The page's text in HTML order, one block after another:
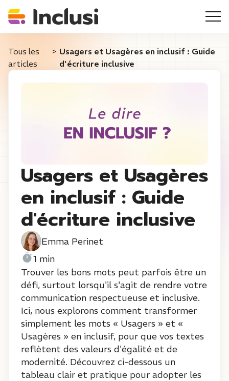
Tous les
articles
> Usagers et Usagères en inclusif : Guide
d'écriture inclusive
Usagers et Usagères
en inclusif : Guide
d'écriture inclusive
Emma Perinet
1 min
Trouver les bons mots peut parfois être un
défi, surtout lorsqu'il s'agit de rendre votre
communication respectueuse et inclusive.
Ici, nous explorons comment transformer
simplement les mots « Usagers » et «
Usagères » en inclusif, pour que vos textes
reflètent des valeurs d'égalité et de
modernité. Découvrez ci-dessous un
tableau clair et pratique pour adopter les